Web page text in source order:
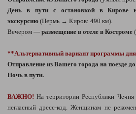
День в пути с остановкой в Кирове
экскурсию (Пермь → Киров: 490 км).
Вечером — размещение в отеле в Костроме
**Альтернативный вариант программы
Отправление из Вашего города на поезде
Ночь в пути.
ВАЖНО! На территории Республики
негласный дресс-код. Женщинам не